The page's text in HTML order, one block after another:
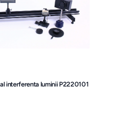
interferenta luminii P2220101